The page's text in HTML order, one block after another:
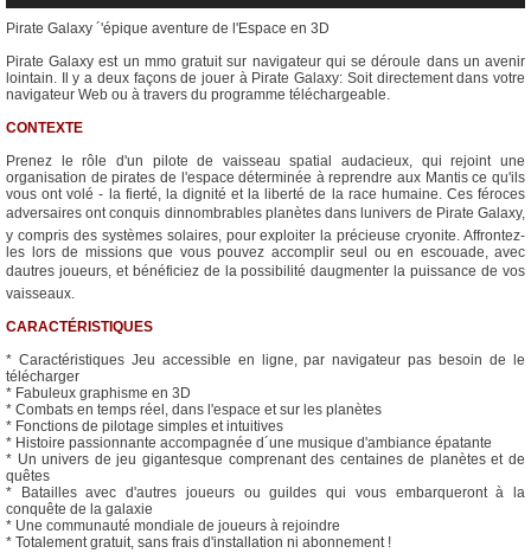
Pirate Galaxy ´'épique aventure de l'Espace en 3D
Pirate Galaxy est un mmo gratuit sur navigateur qui se déroule dans un avenir
lointain. Il y a deux façons de jouer à Pirate Galaxy: Soit directement dans votre
navigateur Web ou à travers du programme téléchargeable.
CONTEXTE
Prenez le rôle d'un pilote de vaisseau spatial audacieux, qui rejoint une
organisation de pirates de l'espace déterminée à reprendre aux Mantis ce qu'ils
vous ont volé - la fierté, la dignité et la liberté de la race humaine. Ces féroces
adversaires ont conquis dinnombrables planètes dans lunivers de Pirate Galaxy,
y compris des systèmes solaires, pour exploiter la précieuse cryonite. Affrontez-
les lors de missions que vous pouvez accomplir seul ou en escouade, avec
dautres joueurs, et bénéficiez de la possibilité daugmenter la puissance de vos
vaisseaux.
CARACTÉRISTIQUES
* Caractéristiques Jeu accessible en ligne, par navigateur pas besoin de le
télécharger
* Fabuleux graphisme en 3D
* Combats en temps réel, dans l'espace et sur les planètes
* Fonctions de pilotage simples et intuitives
* Histoire passionnante accompagnée d´une musique d'ambiance épatante
* Un univers de jeu gigantesque comprenant des centaines de planètes et de
quêtes
* Batailles avec d'autres joueurs ou guildes qui vous embarqueront à la
conquête de la galaxie
* Une communauté mondiale de joueurs à rejoindre
* Totalement gratuit, sans frais d'installation ni abonnement !